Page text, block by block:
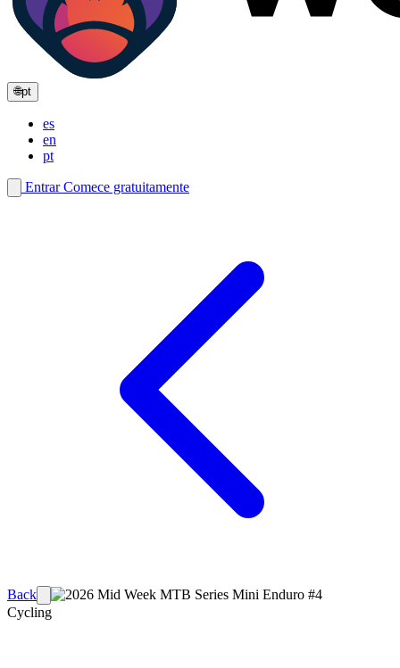
🌐pt
es
en
pt
EntrarComece gratuitamente
Back
Cycling